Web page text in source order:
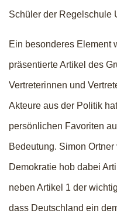
Schüler der Regelschule
Ein besonderes Element
präsentierte Artikel des
Vertreterinnen und
Akteure aus der Politik
persönlichen Favoriten
Bedeutung. Simon
Demokratie hob dabei
neben Artikel 1 der
dass Deutschland ein